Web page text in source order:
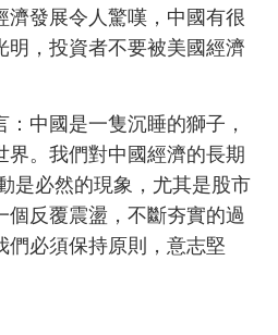
濟發展令人驚嘆，中國有很
明，投資者不要被美國經濟
中國是一隻沉睡的獅子，
界。我們對中國經濟的長期
是必然的現象，尤其是股市
個反覆震盪，不斷夯實的過
們必須保持原則，意志堅